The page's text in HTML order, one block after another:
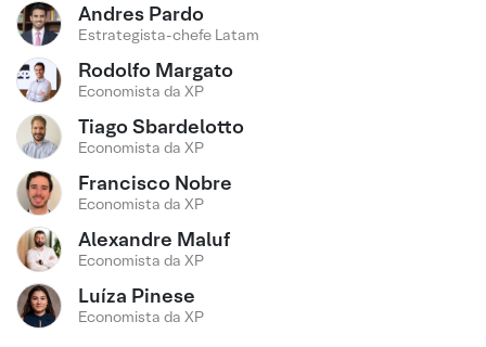
Andres Pardo
Estrategista-chefe Latam
Rodolfo Margato
Economista da XP
Tiago Sbardelotto
Economista da XP
Francisco Nobre
Economista da XP
Alexandre Maluf
Economista da XP
Luíza Pinese
Economista da XP